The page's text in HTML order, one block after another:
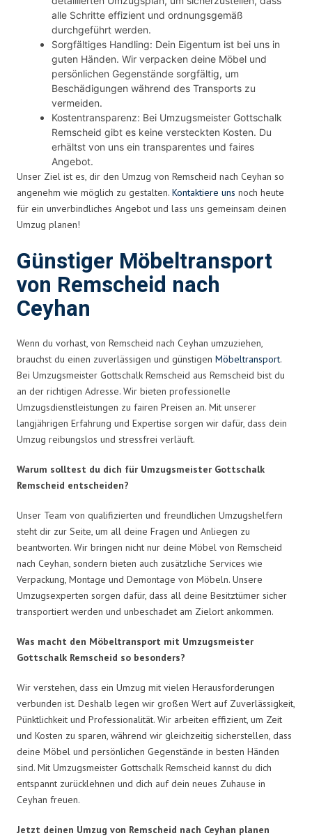
alle Schritte effizient und ordnungsgemäß
durchgeführt werden.
Sorgfältiges Handling: Dein Eigentum ist bei uns in
guten Händen. Wir verpacken deine Möbel und
persönlichen Gegenstände sorgfältig, um
Beschädigungen während des Transports zu
vermeiden.
Kostentransparenz: Bei Umzugsmeister Gottschalk
Remscheid gibt es keine versteckten Kosten. Du
erhältst von uns ein transparentes und faires
Angebot.
Unser Ziel ist es, dir den Umzug von Remscheid nach Ceyhan so
angenehm wie möglich zu gestalten. Kontaktiere uns noch heute
für ein unverbindliches Angebot und lass uns gemeinsam deinen
Umzug planen!
Günstiger Möbeltransport
von Remscheid nach
Ceyhan
Wenn du vorhast, von Remscheid nach Ceyhan umzuziehen,
brauchst du einen zuverlässigen und günstigen Möbeltransport.
Bei Umzugsmeister Gottschalk Remscheid aus Remscheid bist du
an der richtigen Adresse. Wir bieten professionelle
Umzugsdienstleistungen zu fairen Preisen an. Mit unserer
langjährigen Erfahrung und Expertise sorgen wir dafür, dass dein
Umzug reibungslos und stressfrei verläuft.
Warum solltest du dich für Umzugsmeister Gottschalk
Remscheid entscheiden?
Unser Team von qualifizierten und freundlichen Umzugshelfern
steht dir zur Seite, um all deine Fragen und Anliegen zu
beantworten. Wir bringen nicht nur deine Möbel von Remscheid
nach Ceyhan, sondern bieten auch zusätzliche Services wie
Verpackung, Montage und Demontage von Möbeln. Unsere
Umzugsexperten sorgen dafür, dass all deine Besitztümer sicher
transportiert werden und unbeschadet am Zielort ankommen.
Was macht den Möbeltransport mit Umzugsmeister
Gottschalk Remscheid so besonders?
Wir verstehen, dass ein Umzug mit vielen Herausforderungen
verbunden ist. Deshalb legen wir großen Wert auf Zuverlässigkeit,
Pünktlichkeit und Professionalität. Wir arbeiten effizient, um Zeit
und Kosten zu sparen, während wir gleichzeitig sicherstellen, dass
deine Möbel und persönlichen Gegenstände in besten Händen
sind. Mit Umzugsmeister Gottschalk Remscheid kannst du dich
entspannt zurücklehnen und dich auf dein neues Zuhause in
Ceyhan freuen.
Jetzt deinen Umzug von Remscheid nach Ceyhan planen